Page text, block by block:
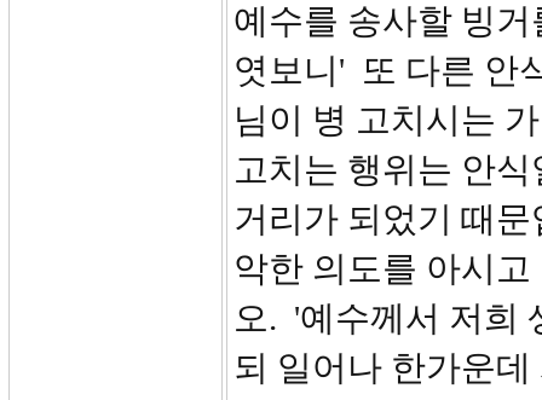
예수를 송사할 빙
엿보니' 또 다른 안
님이 병 고치시는
고치는 행위는 안
거리가 되었기 때
악한 의도를 아시
오. '예수께서 저희
되 일어나 한가운